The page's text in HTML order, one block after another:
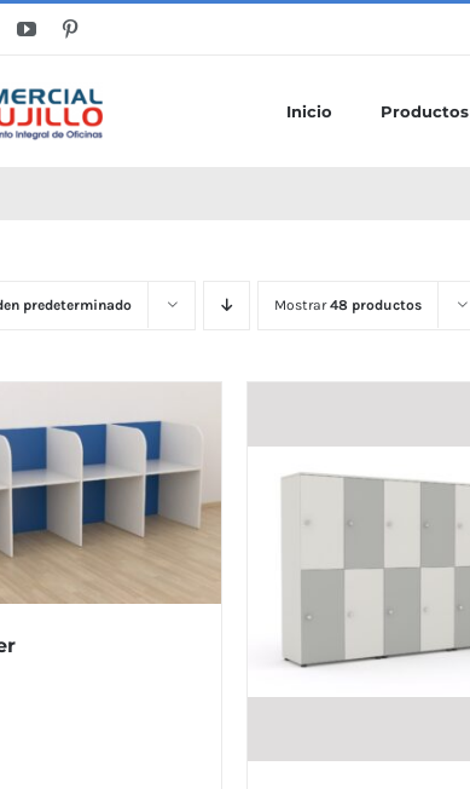
Inicio Productos
predeterminado Mostrar48 productos